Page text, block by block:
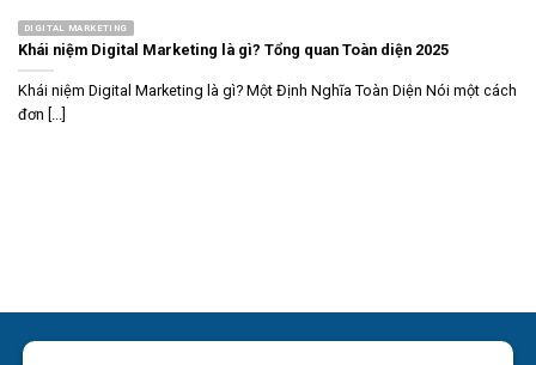
DIGITAL MARKETING
Khái niệm Digital Marketing là gì? Tổng quan Toàn diện 2025
Khái niệm Digital Marketing là gì? Một Định Nghĩa Toàn Diện Nói một cách
đơn [...]